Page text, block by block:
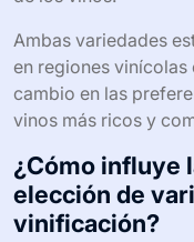
Por otro lado, la
concentración de
complejidad a los
principalmente en
Burdeos. Su
capacidad para
de los vinos.